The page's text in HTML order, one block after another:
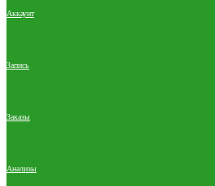
Аккаунт
Запись
Заказы
Анализы